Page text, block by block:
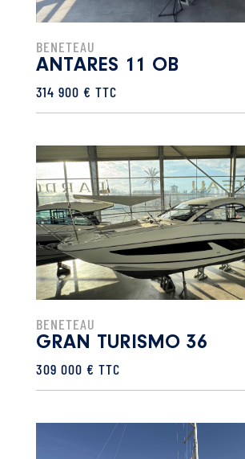
BENETEAU
ANTARES 11 OB
314 900 € TTC
BENETEAU
GRAN TURISMO 36
309 000 € TTC